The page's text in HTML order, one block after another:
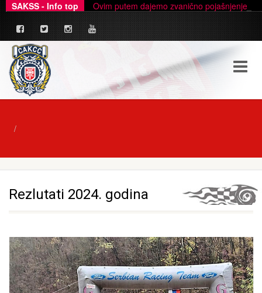
SAKSS - Info top Ovim putem dajemo zvanično pojašnjenje u
Rezlutati 2024. godina